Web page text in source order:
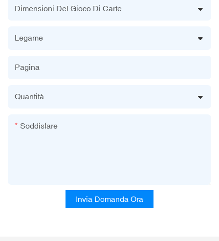
Dimensioni Del Gioco Di Carte
Legame
Pagina
Quantità
Soddisfare
Invia Domanda Ora